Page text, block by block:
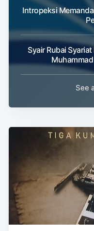
Intropeksi
Syair Rubai
See